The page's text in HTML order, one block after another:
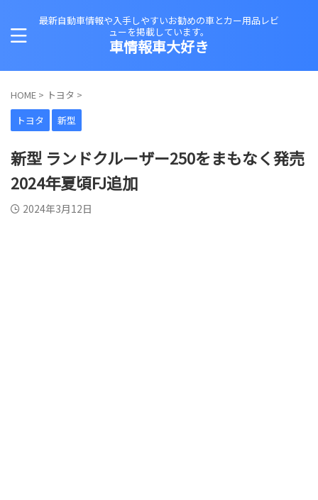
最新自動車情報や入手しやすいお勧めの車とカー用品レビ
ューを掲載しています。
車情報車大好き
HOME > トヨタ >
トヨタ
新型
新型 ランドクルーザー250をまもなく発売
2024年夏頃FJ追加
2024年3月12日